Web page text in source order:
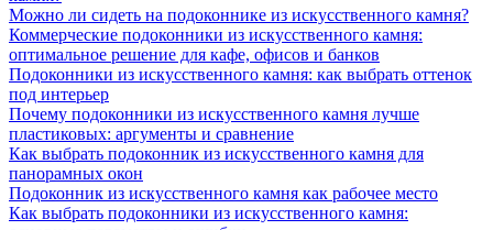
Можно ли сидеть на подоконнике из искусственного камня?
Коммерческие подоконники из искусственного камня:
оптимальное решение для кафе, офисов и банков
Подоконники из искусственного камня: как выбрать оттенок
под интерьер
Почему подоконники из искусственного камня лучше
пластиковых: аргументы и сравнение
Как выбрать подоконник из искусственного камня для
панорамных окон
Подоконник из искусственного камня как рабочее место
Как выбрать подоконники из искусственного камня: